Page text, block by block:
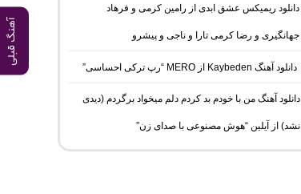
آهنگ قبلی
دانلود ریمیکس عشق ابدی از رامین کرمی و فرهاد
جهانگیری و رضا کرمی تارا و ناجی و پیشرو
دانلود آهنگ Kaybeden از MERO “رپ ترکی احساسی”
دانلود آهنگ من با خودم بد کردم دلم میخواد برگردم (دیدی
نشد) از آیلین “هوش مصنوعی با صدای زن”